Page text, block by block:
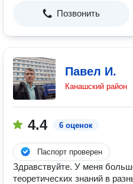
Позвонить
Павел И.
Канашский район
4.4 6 оценок
Паспорт проверен
Здравствуйте. У меня
теоретических знаний в